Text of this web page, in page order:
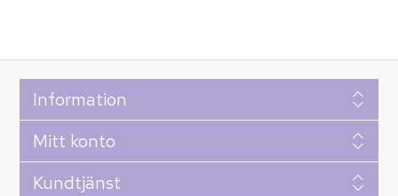
Information
Mitt konto
Kundtjänst